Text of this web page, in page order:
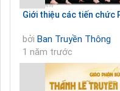
Giới thiệu các tiến chức
bởi Ban Truyền Thông
1 năm trước